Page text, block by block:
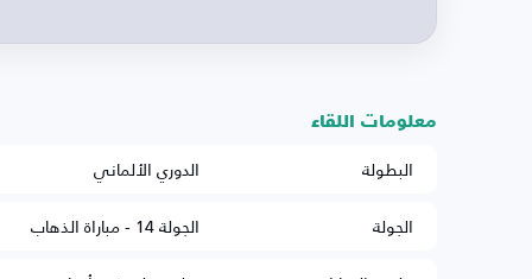
معلومات اللقاء
البطولة
الدوري الألماني
الجولة
الجولة 14 - مباراة الذهاب